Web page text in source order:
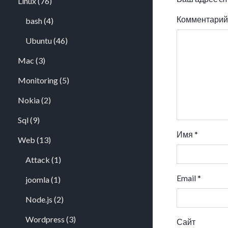
bash(4)
Ubuntu(46)
Mac (3)
Monitoring(5)
Nokia(2)
Sql(9)
Web (13)
Attack (1)
joomla(1)
Node.js (2)
Wordpress (3)
Имя *
Email*
Сайт